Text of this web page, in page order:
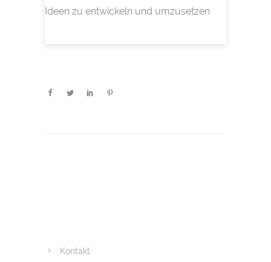
Ideen zu entwickeln und umzusetzen
Kontakt